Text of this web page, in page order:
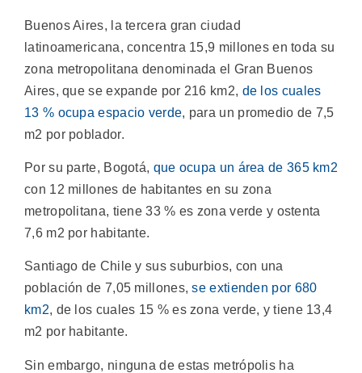
Buenos Aires, la tercera gran ciudad
latinoamericana, concentra 15,9 millones en toda su
zona metropolitana denominada el Gran Buenos
Aires, que se expande por 216 km2, de los cuales
13 % ocupa espacio verde, para un promedio de 7,5
m2 por poblador.
Por su parte, Bogotá, que ocupa un área de 365 km2
con 12 millones de habitantes en su zona
metropolitana, tiene 33 % es zona verde y ostenta
7,6 m2 por habitante.
Santiago de Chile y sus suburbios, con una
población de 7,05 millones,se extienden por 680
km2, de los cuales 15 % es zona verde, y tiene 13,4
m2 por habitante.
Sin embargo, ninguna de estas metrópolis ha